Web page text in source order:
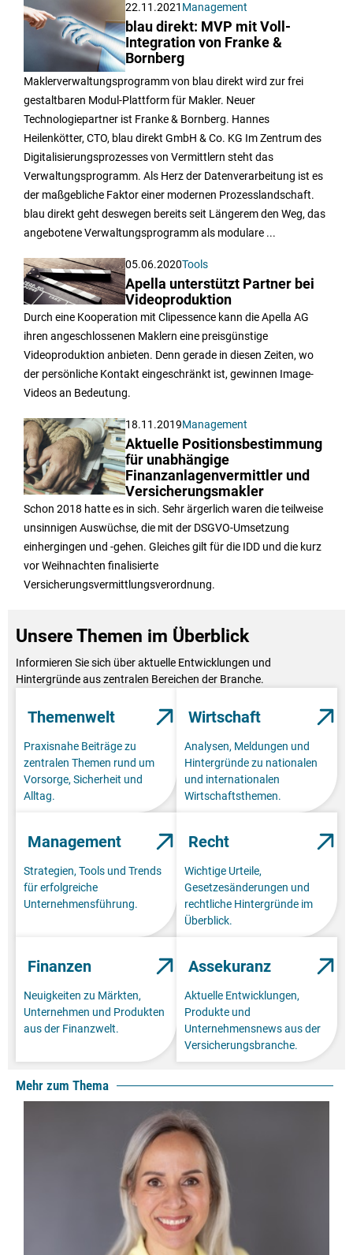
22.11.2021 Management
blau direkt: MVP mit Voll-
Integration von Franke &
Bornberg
Maklerverwaltungsprogramm von blau direkt wird zur frei
gestaltbaren Modul-Plattform für Makler. Neuer
Technologiepartner ist Franke & Bornberg. Hannes
Heilenkötter, CTO, blau direkt GmbH & Co. KG Im Zentrum des
Digitalisierungsprozesses von Vermittlern steht das
Verwaltungsprogramm. Als Herz der Datenverarbeitung ist es
der maßgebliche Faktor einer modernen Prozesslandschaft.
blau direkt geht deswegen bereits seit Längerem den Weg, das
angebotene Verwaltungsprogramm als modulare ...
05.06.2020Tools
Apella unterstützt Partner bei
Videoproduktion
Durch eine Kooperation mit Clipessence kann die Apella AG
ihren angeschlossenen Maklern eine preisgünstige
Videoproduktion anbieten. Denn gerade in diesen Zeiten, wo
der persönliche Kontakt eingeschränkt ist, gewinnen Image-
Videos an Bedeutung.
18.11.2019Management
Aktuelle Positionsbestimmung
für unabhängige
Finanzanlagenvermittler und
Versicherungsmakler
Schon 2018 hatte es in sich. Sehr ärgerlich waren die teilweise
unsinnigen Auswüchse, die mit der DSGVO-Umsetzung
einhergingen und -gehen. Gleiches gilt für die IDD und die kurz
vor Weihnachten finalisierte
Versicherungsvermittlungsverordnung.
Unsere Themen im Überblick
Informieren Sie sich über aktuelle Entwicklungen und
Hintergründe aus zentralen Bereichen der Branche.
Themenwelt
Praxisnahe Beiträge zu
zentralen Themen rund um
Vorsorge, Sicherheit und
Alltag.
Wirtschaft
Analysen, Meldungen und
Hintergründe zu nationalen
und internationalen
Wirtschaftsthemen.
Management
Strategien, Tools und Trends
für erfolgreiche
Unternehmensführung.
Recht
Wichtige Urteile,
Gesetzesänderungen und
rechtliche Hintergründe im
Überblick.
Finanzen
Neuigkeiten zu Märkten,
Unternehmen und Produkten
aus der Finanzwelt.
Assekuranz
Aktuelle Entwicklungen,
Produkte und
Unternehmensnews aus der
Versicherungsbranche.
Mehr zum Thema